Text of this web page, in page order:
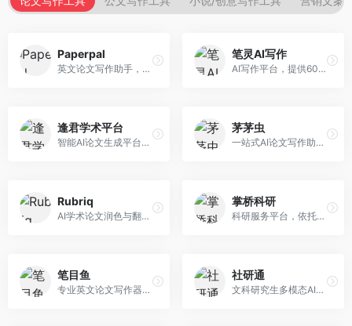
Paperpal
英文论文写作助手，专注于学术英语润色。面向需要发表国际期刊的研究者，提供语法检查、学术表达优化、格式规范等服务，英语表达地道专业。
笔灵AI写作
AI写作平台，提供600+写作模板。面向学生、职场人士和内容创作者，支持论文、公文、营销文案等多种文体，模板丰富，一键生成，写作效率大幅提升。
逢君学术平台
智能AI论文生成平台，支持查重检测。面向高校学生和研究人员，提供论文选题、内容生成、查重修改等一站式服务，学术写作流程完整。
茅茅虫
一站式AI论文写作助手，覆盖学术写作全场景。面向高校学生和科研人员，提供开题报告、文献综述、论文正文等写作服务，支持多学科多类型论文，操作简便。
Rubriq
AI学术论文润色与翻译平台。面向国际期刊投稿者，提供论文润色、翻译、格式调整等服务，支持多语言，学术表达专业规范。
掌桥科研
科研服务平台，依托3亿+真实文献数据库。面向学术研究者和学生，提供文献检索、论文写作、科研数据分析等服务，文献资源丰富，学术支持专业。
笔目鱼
专业英文论文写作器，支持学术论文全流程。面向留学生和国际期刊投稿者，提供英文论文撰写、润色、格式调整等服务，学术英语表达规范。
社研通
文科研究生多模态AI学术写作平台。面向文科研究生和社科研究者，提供文献综述、理论分析、定性研究辅助等服务，文科研究方法论支持完善。